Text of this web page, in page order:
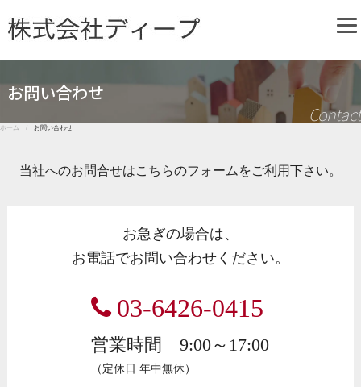
お問い合わせ
Contact
ホーム / お問い合わせ
当社へのお問合せはこちらのフォームをご利用下さい。
お急ぎの場合は、
お電話でお問い合わせください。
03-6426-0415
営業時間 9:00～17:00
（定休日 年中無休）